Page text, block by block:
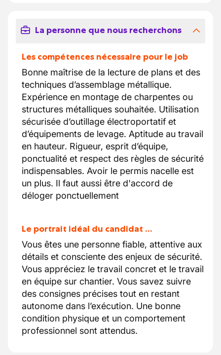
La personne que nous recherchons
Les compétences nécessaire pour le job
Bonne maîtrise de la lecture de plans et des
techniques d’assemblage métallique.
Expérience en montage de charpentes ou
structures métalliques souhaitée. Utilisation
sécurisée d’outillage électroportatif et
d’équipements de levage. Aptitude au travail
en hauteur. Rigueur, esprit d’équipe,
ponctualité et respect des règles de sécurité
indispensables. Avoir le permis nacelle est
un plus. Il faut aussi être d'accord de
déloger ponctuellement
Le portrait idéal du candidat …
Vous êtes une personne fiable, attentive aux
détails et consciente des enjeux de sécurité.
Vous appréciez le travail concret et le travail
en équipe sur chantier. Vous savez suivre
des consignes précises tout en restant
autonome dans l’exécution. Une bonne
condition physique et un comportement
professionnel sont attendus.